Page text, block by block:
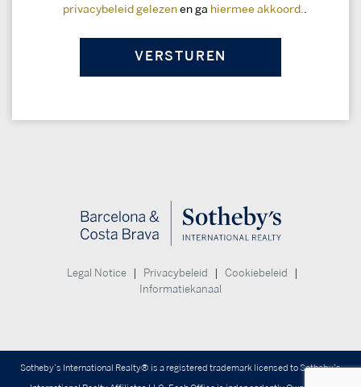
privacybeleid gelezen en ga hiermee akkoord.
Legal Notice Privacybeleid Cookiebeleid
Informatiekanaal
Sotheby’s International Realty® is a registered trademark licensed to Sotheby’s